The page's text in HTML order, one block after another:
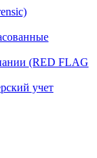
(RED FLAG
учет